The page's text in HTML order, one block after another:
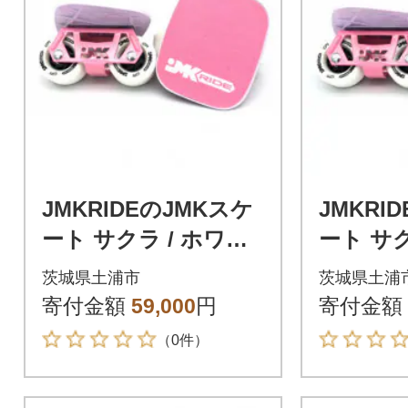
JMKRIDEのJMKスケ
ート サクラ / ホワイ
ト PW.JMKRIDE - フ
リースケート
茨城県土浦市
寄付金額 59,000円
（0件）
ート サ
ト
リース
茨城県土浦
寄付金額